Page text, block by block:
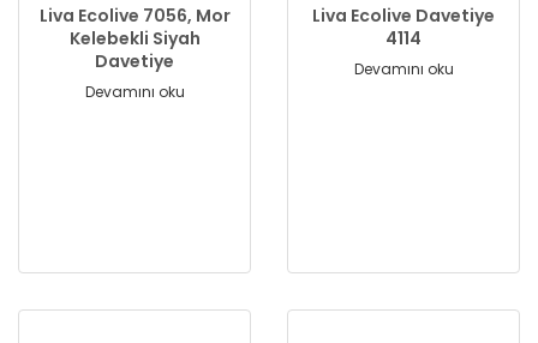
Liva Ecolive 7056, Mor
Kelebekli Siyah
Davetiye
Devamını oku
Liva Ecolive Davetiye
4114
Devamını oku